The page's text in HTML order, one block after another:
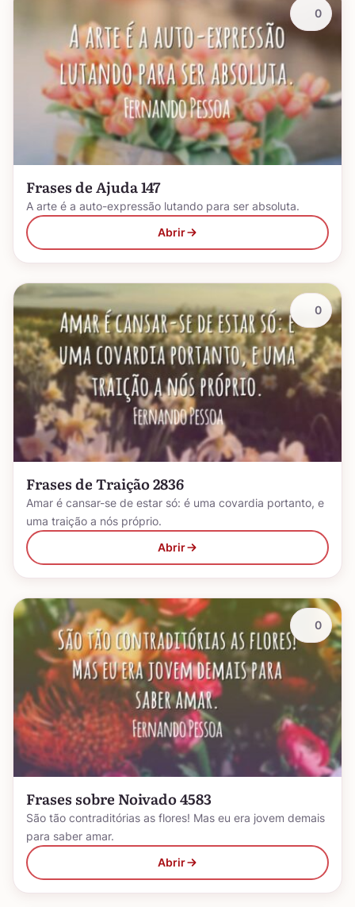
Frases de Ajuda 147
A arte é a auto-expressão lutando para ser absoluta.
Abrir
0
Frases de Traição 2836
Amar é cansar-se de estar só: é uma covardia portanto, e
uma traição a nós próprio.
Abrir
0
Frases sobre Noivado 4583
São tão contraditórias as flores! Mas eu era jovem demais
para saber amar.
Abrir
0